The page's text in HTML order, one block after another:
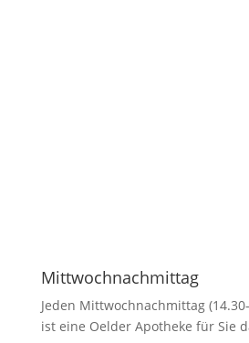
Mittwochnachmittag
Jeden Mittwochnachmittag
ist eine Oelder Apotheke für Sie